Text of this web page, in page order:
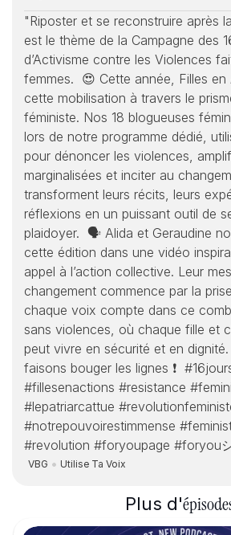
"Riposter et se reconstruire après
est le thème de la Campagne des
d’Activisme contre les Violences
femmes.  😍 Cette année, Filles
cette mobilisation à travers le
féministe. Nos 18 blogueuses
lors de notre programme dédié,
pour dénoncer les violences,
marginalisées et inciter au
transforment leurs récits, leurs
réflexions en un puissant outil de
plaidoyer.  🗣️ Alida et Geraudine
cette édition dans une vidéo
appel à l’action collective. Leur
changement commence par la
chaque voix compte dans ce
sans violences, où chaque fille et
peut vivre en sécurité et en dignité.
faisons bouger les lignes ❗
#fillesenactions #resistance
#lepatriarcattue
#notrepouvoirestimmense
#revolution #foryoupage #foryou
VBG Utilise Ta Voix
Plus d'